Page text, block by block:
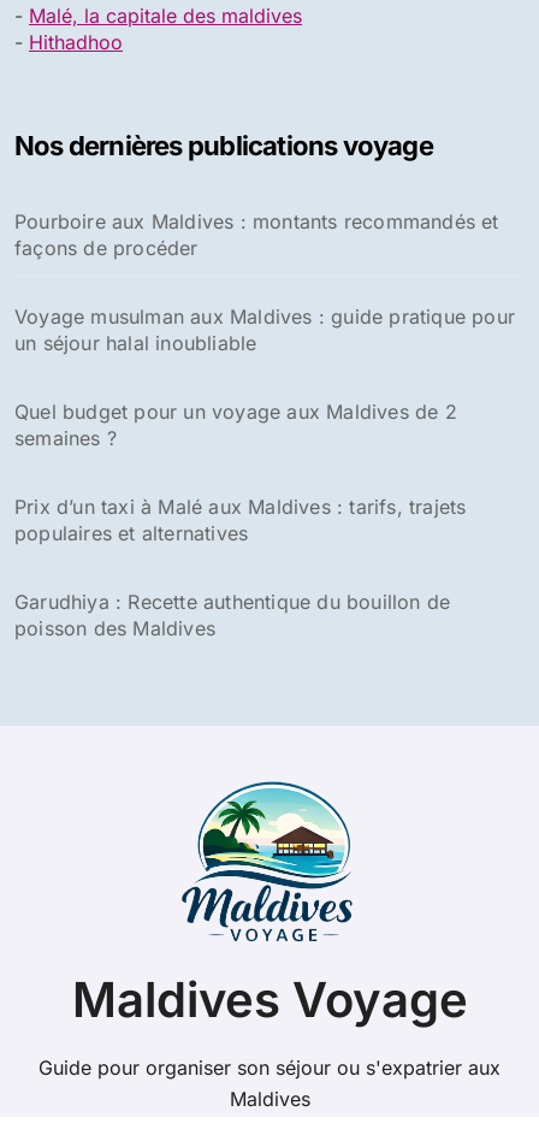
- Malé, la capitale des maldives
- Hithadhoo
Nos dernières publications voyage
Pourboire aux Maldives : montants recommandés et
façons de procéder
Voyage musulman aux Maldives : guide pratique pour
un séjour halal inoubliable
Quel budget pour un voyage aux Maldives de 2
semaines ?
Prix d’un taxi à Malé aux Maldives : tarifs, trajets
populaires et alternatives
Garudhiya : Recette authentique du bouillon de
poisson des Maldives
Maldives Voyage
Guide pour organiser son séjour ou s'expatrier aux
Maldives